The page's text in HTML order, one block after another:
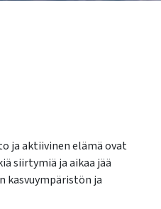
ja aktiivinen elämä ovat
siirtymiä ja aikaa jää
kasvuympäristön ja